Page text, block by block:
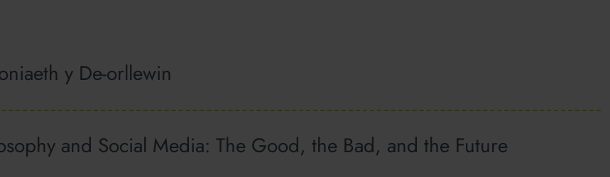
y De-orllewin
and Social Media: The Good, the Bad, and the Future